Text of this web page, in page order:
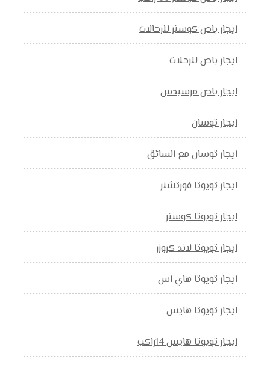
ايجار باص كوستر للرحالات
ايجار باص للرحلات
ايجار باص مرسيدس
ايجار توسان
ايجار توسان مع السائق
ايجار تويوتا فورتشنر
ايجار تويوتا كوستر
ايجار تويوتا لاند كروزر
ايجار تويوتا هاي اس
ايجار تويوتا هايس
ايجار تويوتا هايس 14راكب